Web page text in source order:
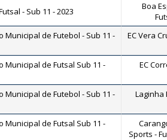
- Sub 11 - 2023
Boa
Municipal de Futebol - Sub 11 -
EC Vera
Municipal de Futsal Sub 11 -
EC
Municipal de Futebol - Sub 11 -
Laginha
Municipal de Futsal Sub 11 -
Sports -